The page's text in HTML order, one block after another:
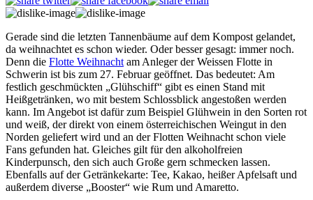
Gerade sind die letzten Tannenbäume auf dem Kompost gelandet,
da weihnachtet es schon wieder. Oder besser gesagt: immer noch.
Denn die Flotte Weihnacht am Anleger der Weissen Flotte in
Schwerin ist bis zum 27. Februar geöffnet. Das bedeutet: Am
festlich geschmückten „Glühschiff“ gibt es einen Stand mit
Heißgetränken, wo mit bestem Schlossblick angestoßen werden
kann. Im Angebot ist dafür zum Beispiel Glühwein in den Sorten rot
und weiß, der direkt von einem österreichischen Weingut in den
Norden geliefert wird und an der Flotten Weihnacht schon viele
Fans gefunden hat. Gleiches gilt für den alkoholfreien
Kinderpunsch, den sich auch Große gern schmecken lassen.
Ebenfalls auf der Getränkekarte: Tee, Kakao, heißer Apfelsaft und
außerdem diverse „Booster“ wie Rum und Amaretto.